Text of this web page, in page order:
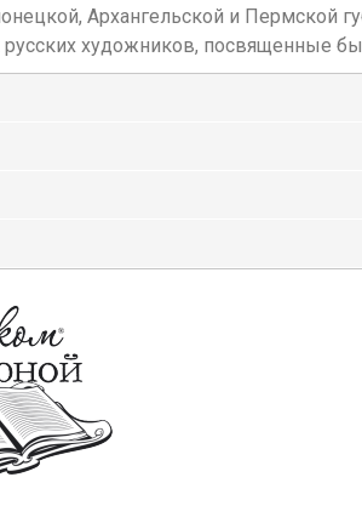
Архангельской и Пермской
русских художников, посвященные